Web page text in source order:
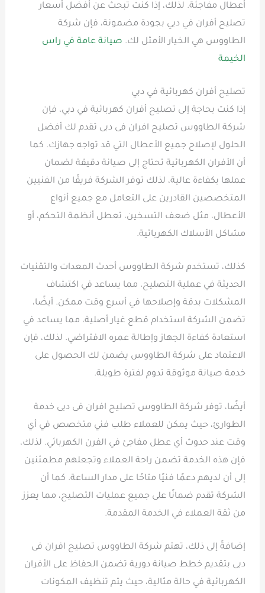
أعطال مفاجئة. لذلك، إذا كنت تبحث عن أفضل أسعار
تصليح أفران في دبي بجودة مضمونة، فإن شركة
الطاووس هي الخيار الأمثل لك. صيانة عامة في راس
الخيمة
تصليح أفران كهربائية في دبي
إذا كنت بحاجة إلى تصليح أفران كهربائية في دبي، فإن
شركة الطاووس تصليح افران فى دبى تقدم لك أفضل
الحلول لإصلاح جميع الأعطال التي قد تواجه جهازك. كما
أن الأفران الكهربائية تحتاج إلى صيانة دقيقة لضمان
عملها بكفاءة عالية، لذلك توفر الشركة فريقًا من الفنيين
المتخصصين القادرين على التعامل مع جميع أنواع
الأعطال، مثل ضعف التسخين، تعطل أنظمة التحكم، أو
مشاكل الأسلاك الكهربائية.
كذلك، تستخدم شركة الطاووس أحدث المعدات والتقنيات
الحديثة في عملية التصليح، مما يساعد في اكتشاف
المشكلات بدقة وإصلاحها في أسرع وقت ممكن. أيضًا،
تضمن الشركة استخدام قطع غيار أصلية، مما يساعد في
استعادة كفاءة الجهاز وإطالة عمره الافتراضي. لذلك، فإن
الاعتماد على شركة الطاووس يضمن لك الحصول على
خدمة صيانة موثوقة تدوم لفترة طويلة.
أيضًا، توفر شركة الطاووس تصليح افران فى دبى خدمة
الطوارئ، حيث يمكن للعملاء طلب فني متخصص في أي
وقت عند حدوث أي عطل مفاجئ في الفرن الكهربائي. لذلك،
فإن هذه الخدمة تضمن راحة العملاء وتجعلهم مطمئنين
إلى أن لديهم دعمًا فنيًا متاحًا على مدار الساعة. كما أن
الشركة تقدم ضمانًا على جميع عمليات التصليح، مما يعزز
من ثقة العملاء في الخدمة المقدمة.
إضافةً إلى ذلك، تهتم شركة الطاووس تصليح افران فى
دبى بتقديم خطط صيانة دورية تضمن الحفاظ على الأفران
الكهربائية في حالة مثالية، حيث يتم تنظيف المكونات